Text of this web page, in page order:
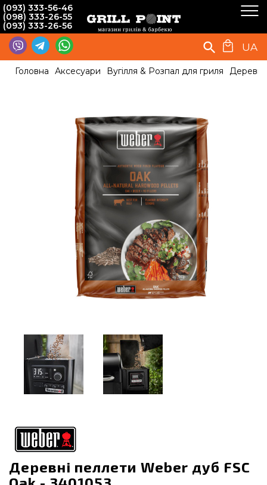
(093) 333-56-46
(098) 333-26-55
(093) 333-26-56
UA
Головна Аксесуари Вугілля & Розпал для гриля
Деревні пеллети Weber дуб FSC